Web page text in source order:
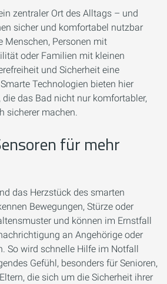
zentraler Ort des Alltags – und
sicher und komfortabel nutzbar
Menschen, Personen mit
oder Familien mit kleinen
und Sicherheit eine
Technologien bieten hier
das Bad nicht nur komfortabler,
sicherer machen.
für mehr
das Herzstück des smarten
Bewegungen, Stürze oder
und können im Ernstfall
an Angehörige oder
So wird schnelle Hilfe im Notfall
Gefühl, besonders für Senioren,
die sich um die Sicherheit ihrer